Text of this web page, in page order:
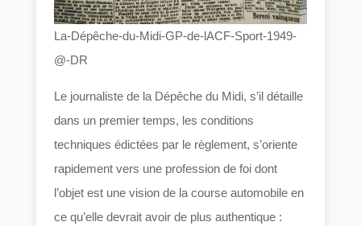
La-Dépêche-du-Midi-GP-de-lACF-Sport-1949-
@-DR
Le journaliste de la Dépêche du Midi, s’il détaille
dans un premier temps, les conditions
techniques édictées par le règlement, s’oriente
rapidement vers une profession de foi dont
l’objet est une vision de la course automobile en
ce qu’elle devrait avoir de plus authentique :